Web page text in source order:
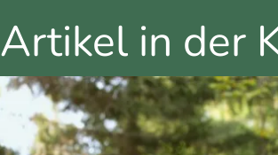
Artikel in der